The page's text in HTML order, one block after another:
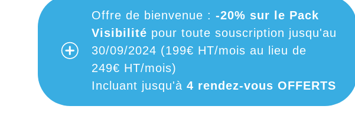
Offre de bienvenue : -20% sur le Pack
Visibilité pour toute souscription jusqu'au
30/09/2024 (199€ HT/mois au lieu de
249€ HT/mois)
Incluant jusqu'à 4 rendez-vous OFFERTS